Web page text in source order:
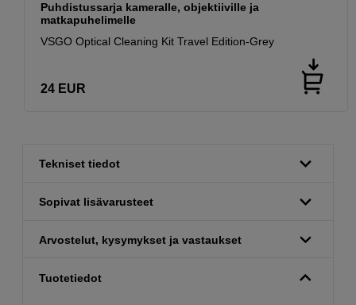
Puhdistussarja kameralle, objektiiville ja
matkapuhelimelle
VSGO Optical Cleaning Kit Travel Edition-Grey
24 EUR
Tekniset tiedot
Sopivat lisävarusteet
Arvostelut, kysymykset ja vastaukset
Tuotetiedot